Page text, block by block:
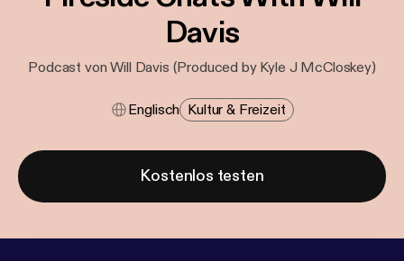
Davis
Podcast von Will Davis (Produced by Kyle J McCloskey)
Englisch Kultur & Freizeit
Kostenlos testen